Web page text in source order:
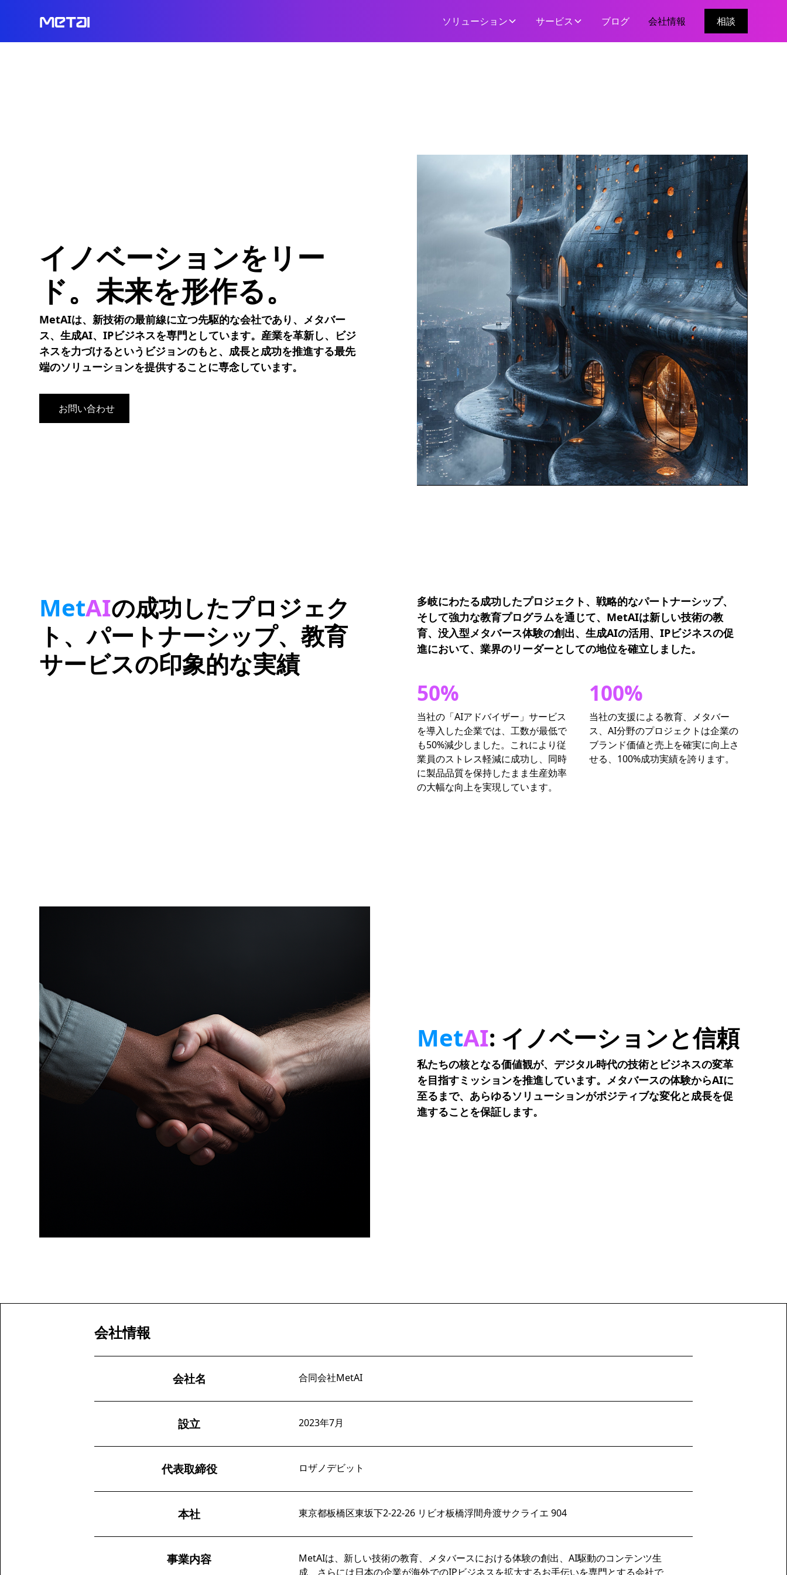
ソリューション サービス ブログ 会社情報 相談
イノベーションをリー
ド。未来を形作る。
MetAIは、新技術の最前線に立つ先駆的な会社であり、メタバー
ス、生成AI、IPビジネスを専門としています。産業を革新し、ビジ
ネスを力づけるというビジョンのもと、成長と成功を推進する最先
端のソリューションを提供することに専念しています。
お問い合わせ
MetAIの成功したプロジェク
ト、パートナーシップ、教育
サービスの印象的な実績
多岐にわたる成功したプロジェクト、戦略的なパートナーシップ、
そして強力な教育プログラムを通じて、MetAIは新しい技術の教
育、没入型メタバース体験の創出、生成AIの活用、IPビジネスの促
進において、業界のリーダーとしての地位を確立しました。
50%
当社の「AIアドバイザー」サービス
を導入した企業では、工数が最低で
も50%減少しました。これにより従
業員のストレス軽減に成功し、同時
に製品品質を保持したまま生産効率
の大幅な向上を実現しています。
100%
当社の支援による教育、メタバー
ス、AI分野のプロジェクトは企業の
ブランド価値と売上を確実に向上さ
せる、100%成功実績を誇ります。
MetAI: イノベーションと信頼
私たちの核となる価値観が、デジタル時代の技術とビジネスの変革
を目指すミッションを推進しています。メタバースの体験からAIに
至るまで、あらゆるソリューションがポジティブな変化と成長を促
進することを保証します。
会社情報
会社名 合同会社MetAI
設立 2023年7月
代表取締役 ロザノデビット
本社 東京都板橋区東坂下2-22-26 リビオ板橋浮間舟渡サクライエ 904
事業内容
MetAIは、新しい技術の教育、メタバースにおける体験の創出、AI駆動のコンテンツ生
成、さらには日本の企業が海外でのIPビジネスを拡大するお手伝いを専門とする会社で